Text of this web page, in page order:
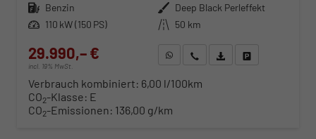
Kraftstoff Benzin Außenfarbe Deep Black Perleffekt
Leistung 110 kW (150 PS) Kilometerstand 50 km
29.990,– €
incl. 19% MwSt.
WhatsApp anfragen
Wir rufen Sie anFahrzeugexposé (PDF)
Verbrauch kombiniert: 6,00 l/100km
CO2-Klasse: E
CO2-Emissionen: 136,00 g/km